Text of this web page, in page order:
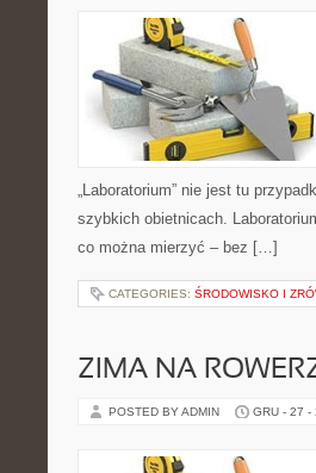
„Laboratorium” nie jest tu
szybkich obietnicach.
co można mierzyć – bez […]
CATEGORIES: ŚRODOWISKO I
ZIMA NA
POSTED BY ADMIN GRU - 27 -